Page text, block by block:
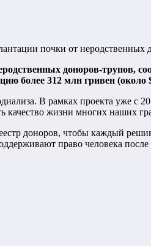
почки от неродственных
доноров-трупов,
более 312 млн гривен (около
В рамках проекта уже с
качество жизни многих наших
доноров, чтобы каждый
право человека